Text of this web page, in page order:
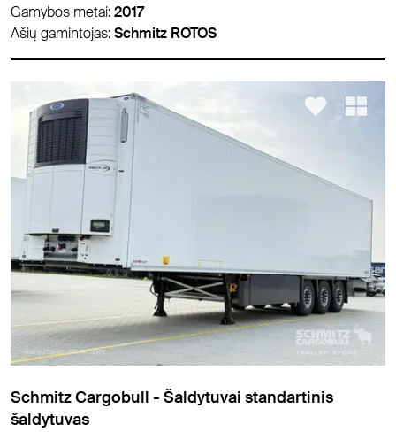
Gamybos metai:2017
Ašių gamintojas:Schmitz ROTOS
Schmitz Cargobull - Šaldytuvai standartinis
šaldytuvas